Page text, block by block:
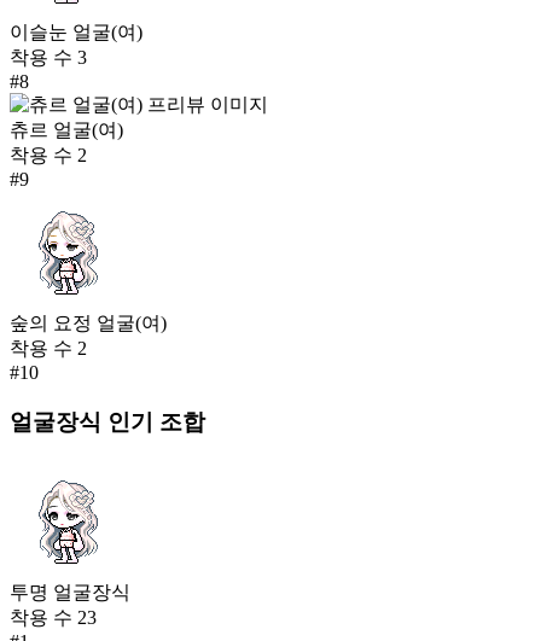
이슬눈 얼굴(여)
착용 수 3
#8
츄르 얼굴(여)
착용 수 2
#9
숲의 요정 얼굴(여)
착용 수 2
#10
얼굴장식 인기 조합
투명 얼굴장식
착용 수 23